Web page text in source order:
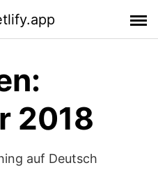
2018
auf Deutsch